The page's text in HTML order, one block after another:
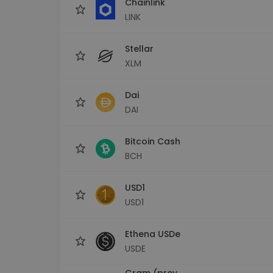
LINK
Stellar
XLM
Dai
DAI
Bitcoin Cash
BCH
USD1
USD1
Ethena USDe
USDE